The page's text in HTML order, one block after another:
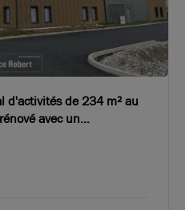
d'activités de 234 m² au
un